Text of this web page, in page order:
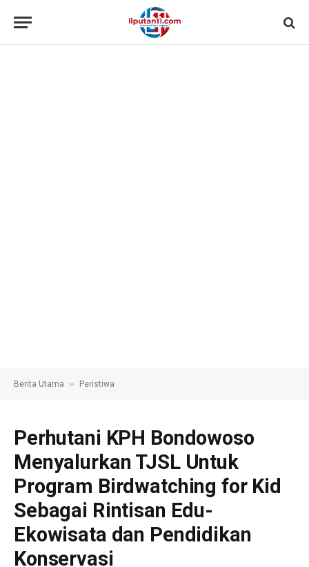
Berita Utama » Peristiwa
Perhutani KPH Bondowoso
Menyalurkan TJSL Untuk
Program Birdwatching for Kid
Sebagai Rintisan Edu-
Ekowisata dan Pendidikan
Konservasi